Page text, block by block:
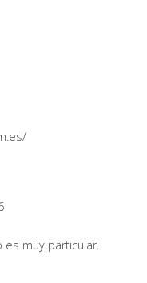
es muy particular.